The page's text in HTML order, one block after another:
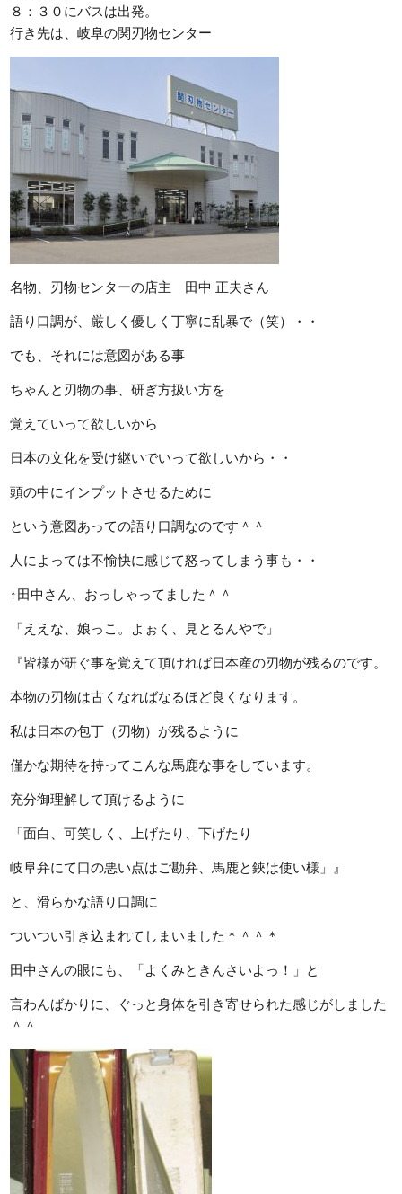
８：３０にバスは出発。
行き先は、岐阜の関刃物センター
名物、刃物センターの店主 田中 正夫さん
語り口調が、厳しく優しく丁寧に乱暴で（笑）・・
でも、それには意図がある事
ちゃんと刃物の事、研ぎ方扱い方を
覚えていって欲しいから
日本の文化を受け継いでいって欲しいから・・
頭の中にインプットさせるために
という意図あっての語り口調なのです＾＾
人によっては不愉快に感じて怒ってしまう事も・・
↑田中さん、おっしゃってました＾＾
「ええな、娘っこ。よぉく、見とるんやで」
『皆様が研ぐ事を覚えて頂ければ日本産の刃物が残るのです。
本物の刃物は古くなればなるほど良くなります。
私は日本の包丁（刃物）が残るように
僅かな期待を持ってこんな馬鹿な事をしています。
充分御理解して頂けるように
「面白、可笑しく、上げたり、下げたり
岐阜弁にて口の悪い点はご勘弁、馬鹿と鋏は使い様」』
と、滑らかな語り口調に
ついつい引き込まれてしまいました＊＾＾＊
田中さんの眼にも、「よくみときんさいよっ！」と
言わんばかりに、ぐっと身体を引き寄せられた感じがしました
＾＾